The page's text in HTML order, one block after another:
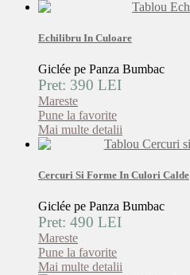
Echilibru In Culoare
Giclée pe Panza Bumbac
Pret: 390 LEI
Mareste
Pune la favorite
Mai multe detalii
Cercuri Si Forme In Culori Calde
Giclée pe Panza Bumbac
Pret: 490 LEI
Mareste
Pune la favorite
Mai multe detalii